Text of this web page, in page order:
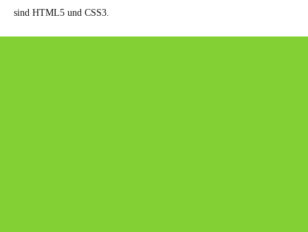
sind HTML5 und CSS3.